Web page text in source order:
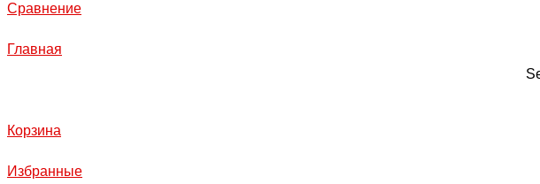
Сравнение
Главная
Корзина
Избранные